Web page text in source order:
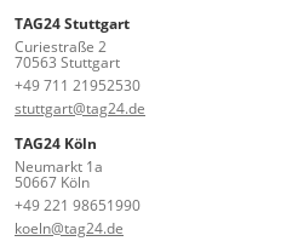
TAG24 Stuttgart
Curiestraße 2
70563 Stuttgart
+49 711 21952530
stuttgart@tag24.de
TAG24 Köln
Neumarkt 1a
50667 Köln
+49 221 98651990
koeln@tag24.de